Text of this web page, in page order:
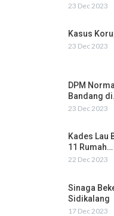
23 Dec 2023
Kasus
23 Dec 2023
DPM
Bandang
23 Dec 2023
Kades Lau
11 Rumah…
22 Dec 2023
Sinaga
Sidikalang
17 Dec 2023